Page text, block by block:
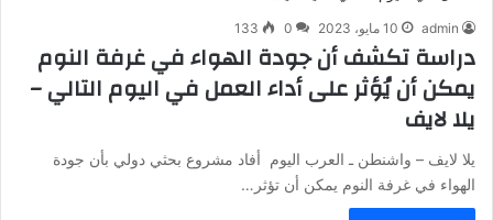
admin 10 مايو، 2023 0
133
دراسة تكشف أن جودة الهواء في غرفة النوم
يمكن أن يُؤثر على أداء العمل في اليوم التالي –
يلا لايف
يلا لايف – واشنطن ـ العرب اليوم أفاد مشروع بحثي دولي بأن جودة
الهواء في غرفة النوم يمكن أن تؤثر…